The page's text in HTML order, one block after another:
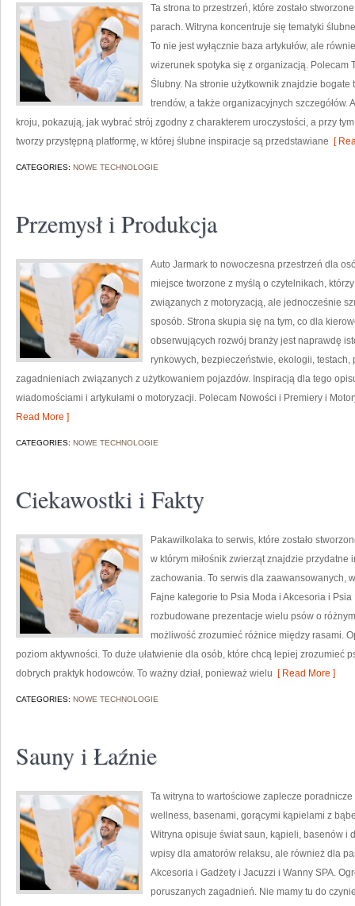
Ta strona to przestrzeń, które zostało
parach. Witryna koncentruje się tematyki
To nie jest wyłącznie baza artykułów, ale
wizerunek spotyka się z organizacją. Polecam
Ślubny. Na stronie użytkownik znajdzie
trendów, a także organizacyjnych szczegółów.
kroju, pokazują, jak wybrać strój zgodny z charakterem uroczystości, a przy
tworzy przystępną platformę, w której ślubne inspiracje są przedstawiane [
CATEGORIES: NOWE TECHNOLOGIE
Przemysł i Produkcja
Auto Jarmark to nowoczesna przestrzeń dla
miejsce tworzone z myślą o czytelnikach,
związanych z motoryzacją, ale jednocześnie
sposób. Strona skupia się na tym, co dla
obserwujących rozwój branży jest naprawdę
rynkowych, bezpieczeństwie, ekologii,
zagadnieniach związanych z użytkowaniem pojazdów. Inspiracją dla tego
wiadomościami i artykułami o motoryzacji. Polecam Nowości i Premiery i
Read More ]
CATEGORIES: NOWE TECHNOLOGIE
Ciekawostki i Fakty
Pakawilkolaka to serwis, które zostało
w którym miłośnik zwierząt znajdzie
zachowania. To serwis dla zaawansowanych,
Fajne kategorie to Psia Moda i Akcesoria i
rozbudowane prezentacje wielu psów o
możliwość zrozumieć różnice między rasami.
poziom aktywności. To duże ułatwienie dla osób, które chcą lepiej zrozumieć
dobrych praktyk hodowców. To ważny dział, ponieważ wielu [ Read More ]
CATEGORIES: NOWE TECHNOLOGIE
Sauny i Łaźnie
Ta witryna to wartościowe zaplecze
wellness, basenami, gorącymi kąpielami z
Witryna opisuje świat saun, kąpieli, basenów i
wpisy dla amatorów relaksu, ale również dla
Akcesoria i Gadżety i Jacuzzi i Wanny SPA.
poruszanych zagadnień. Nie mamy tu do